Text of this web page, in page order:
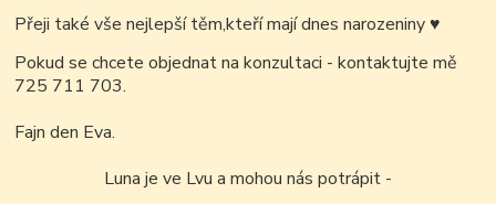
Přeji také vše nejlepší těm,kteří mají dnes narozeniny♥
Pokud se chcete objednat na konzultaci - kontaktujte mě
725 711 703.
Fajn den Eva.
Luna je ve Lvu a mohou nás potrápit -